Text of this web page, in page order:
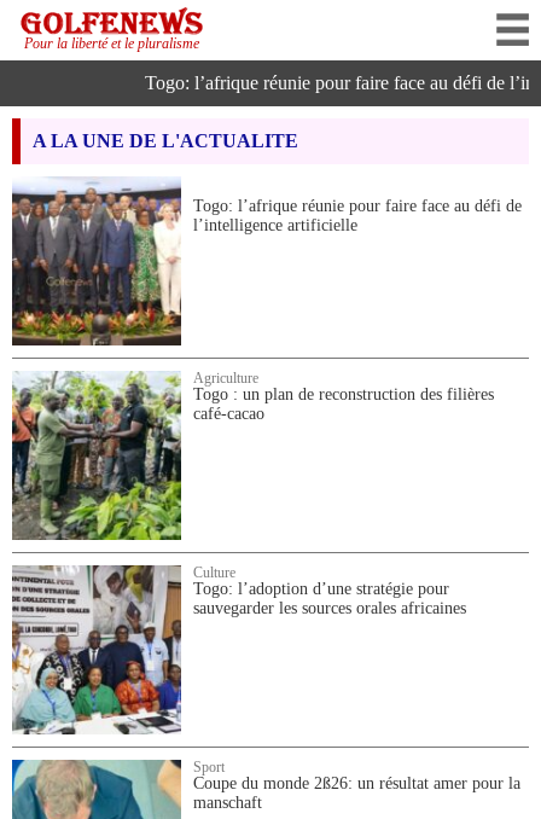
Pour la liberté et le pluralisme
Togo: l’afrique réunie pour faire face au défi de
A LA UNE DE L'ACTUALITE
Togo: l’afrique réunie pour faire face au défi de
l’intelligence artificielle
Agriculture
Togo : un plan de reconstruction des filières
café-cacao
Culture
Togo: l’adoption d’une stratégie pour
sauvegarder les sources orales africaines
Sport
Coupe du monde 2ß26: un résultat amer pour la
manschaft